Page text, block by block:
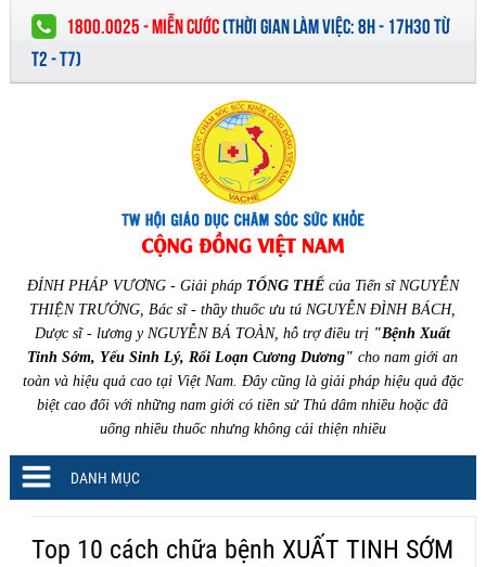
1800.0025 - MIỄN CƯỚC(THỜI GIAN LÀM VIỆC:8H - 17H30 TỪ
T2 - T7)
ĐỈNH PHÁP VƯƠNG - Giải pháp TỔNG THỂcủa Tiến sĩ NGUYỄN
THIỆN TRƯỞNG, Bác sĩ - thầy thuốc ưu tú NGUYỄN ĐÌNH BÁCH,
Dược sĩ - lương y NGUYỄN BÁ TOÀN, hỗ trợ điều trị "Bệnh Xuất
Tinh Sớm, Yếu Sinh Lý, Rối Loạn Cương Dương" cho nam giới an
toàn và hiệu quả cao tại Việt Nam. Đây cũng là giải pháp hiệu quả đặc
biệt cao đối với những nam giới có tiền sử Thủ dâm nhiều hoặc đã
uống nhiều thuốc nhưng không cải thiện nhiều
DANH MỤC
Top 10 cách chữa bệnh XUẤT TINH SỚM